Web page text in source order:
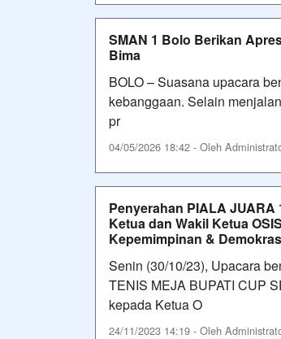
SMAN 1 Bolo Berikan
Bima
BOLO – Suasana upacara
kebanggaan. Selain
pr
04/05/2026 18:42 - Oleh
Penyerahan PIALA JUARA
Ketua dan Wakil Ketua
Kepemimpinan &
Senin (30/10/23), Upacara
TENIS MEJA BUPATI CUP
kepada Ketua O
24/11/2023 14:19 - Oleh